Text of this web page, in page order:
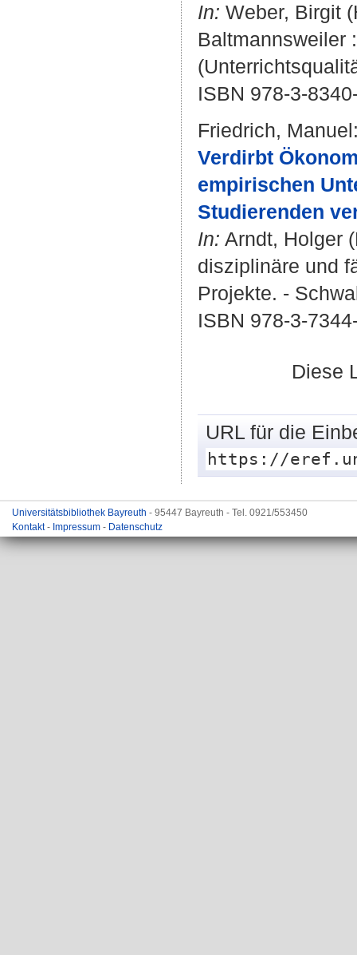
In: Weber, Birgit
Baltmannsweiler
ISBN 978-3-
Friedrich, Manuel
Verdirbt
empirischen
Studierenden
In: Arndt, Holger
disziplinäre und
Projekte. -
ISBN 978-3-
Diese
URL für die
https://
Universitätsbibliothek Bayreuth - 95447 Bayreuth - Tel. 0921/553450
Kontakt- Impressum - Datenschutz